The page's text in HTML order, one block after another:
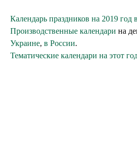
Календарь праздников на 2019 год
Производственные календари на
Украине, в России.
Тематические календари на этот